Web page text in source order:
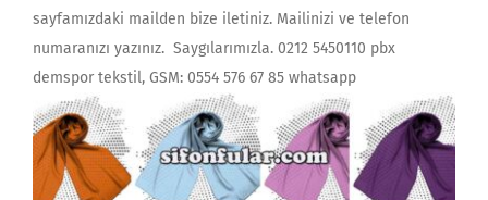
sayfamızdaki mailden bize iletiniz. Mailinizi ve telefon
numaranızı yazınız. Saygılarımızla. 0212 5450110 pbx
demspor tekstil, GSM: 0554 576 67 85 whatsapp